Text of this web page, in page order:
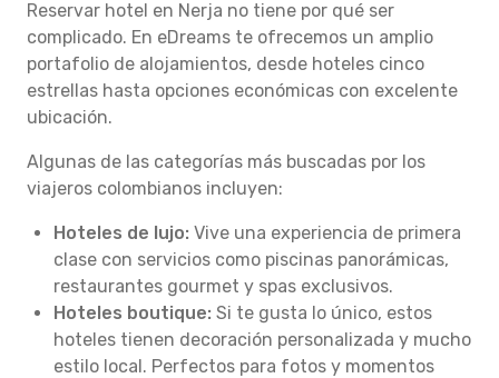
Reservar hotel en Nerja no tiene por qué ser
complicado. En eDreams te ofrecemos un amplio
portafolio de alojamientos, desde hoteles cinco
estrellas hasta opciones económicas con excelente
ubicación.
Algunas de las categorías más buscadas por los
viajeros colombianos incluyen:
Hoteles de lujo: Vive una experiencia de primera
clase con servicios como piscinas panorámicas,
restaurantes gourmet y spas exclusivos.
Hoteles boutique: Si te gusta lo único, estos
hoteles tienen decoración personalizada y mucho
estilo local. Perfectos para fotos y momentos